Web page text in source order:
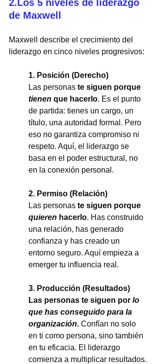
2.Los 5 niveles de liderazgo
de Maxwell
Maxwell describe el crecimiento del
liderazgo en cinco niveles progresivos:
1. Posición (Derecho)
Las personas te siguen porque
tienen que hacerlo. Es el punto
de partida: tienes un cargo, un
título, una autoridad formal. Pero
eso no garantiza compromiso ni
respeto. Aquí, el liderazgo se
basa en el poder estructural, no
en la conexión personal.
2. Permiso (Relación)
Las personas te siguen porque
quieren hacerlo. Has construido
una relación, has generado
confianza y has creado un
entorno seguro. Aquí empieza a
emerger tu influencia real.
3. Producción (Resultados)
Las personas te siguen por lo
que has conseguido para la
organización. Confían no solo
en ti como persona, sino también
en tu eficacia. El liderazgo
comienza a multiplicar resultados.